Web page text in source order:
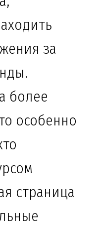
за
более
особенно
страница